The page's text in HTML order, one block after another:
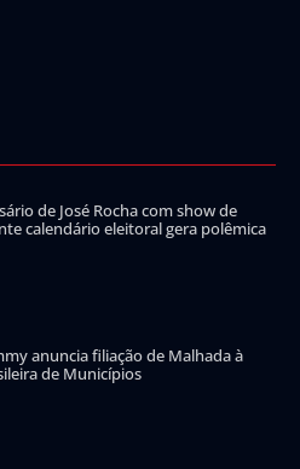
de José Rocha com show de
calendário eleitoral gera polêmica
anuncia filiação de Malhada à
de Municípios